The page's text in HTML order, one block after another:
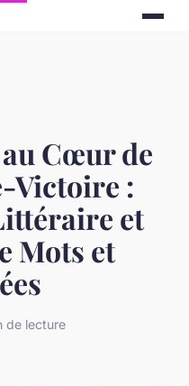
Cœur de
Victoire :
et
Mots et
de lecture